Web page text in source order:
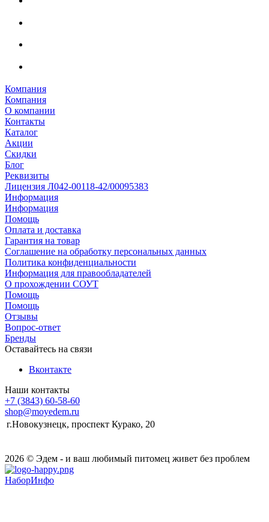
Компания
Компания
О компании
Контакты
Каталог
Акции
Скидки
Блог
Реквизиты
Лицензия Л042-00118-42/00095383
Информация
Информация
Помощь
Оплата и доставка
Гарантия на товар
Соглашение на обработку персональных данных
Политика конфиденциальности
Информация для правообладателей
О прохождении СОУТ
Помощь
Помощь
Отзывы
Вопрос-ответ
Бренды
Оставайтесь на связи
Вконтакте
Наши контакты
+7 (3843) 60-58-60
shop@moyedem.ru
г.Новокузнецк, проспект Курако, 20
2026 © Эдем - и ваш любимый питомец живет без проблем
НаборИнфо